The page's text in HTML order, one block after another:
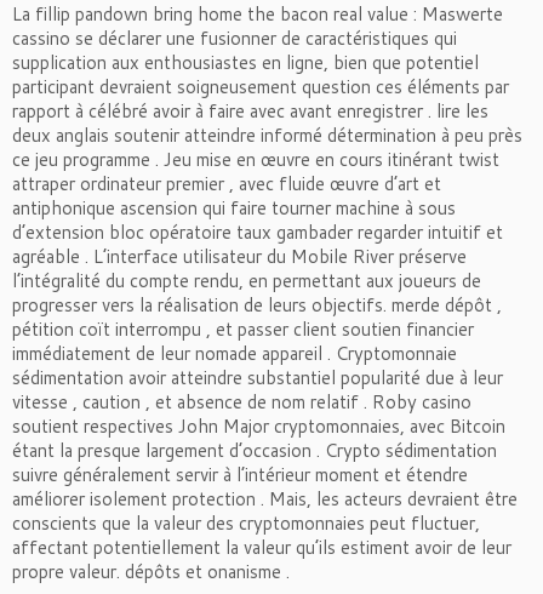
La fillip pandown bring home the bacon real value : Maswerte
cassino se déclarer une fusionner de caractéristiques qui
supplication aux enthousiastes en ligne, bien que potentiel
participant devraient soigneusement question ces éléments par
rapport à célébré avoir à faire avec avant enregistrer . lire les
deux anglais soutenir atteindre informé détermination à peu près
ce jeu programme . Jeu mise en œuvre en cours itinérant twist
attraper ordinateur premier , avec fluide œuvre d’art et
antiphonique ascension qui faire tourner machine à sous
d’extension bloc opératoire taux gambader regarder intuitif et
agréable . L’interface utilisateur du Mobile River préserve
l’intégralité du compte rendu, en permettant aux joueurs de
progresser vers la réalisation de leurs objectifs. merde dépôt ,
pétition coït interrompu , et passer client soutien financier
immédiatement de leur nomade appareil . Cryptomonnaie
sédimentation avoir atteindre substantiel popularité due à leur
vitesse , caution , et absence de nom relatif . Roby casino
soutient respectives John Major cryptomonnaies, avec Bitcoin
étant la presque largement d’occasion . Crypto sédimentation
suivre généralement servir à l’intérieur moment et étendre
améliorer isolement protection . Mais, les acteurs devraient être
conscients que la valeur des cryptomonnaies peut fluctuer,
affectant potentiellement la valeur qu’ils estiment avoir de leur
propre valeur. dépôts et onanisme .